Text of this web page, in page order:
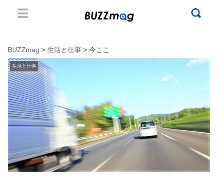
BUZZmag > 生活と仕事 > 今ここ
生活と仕事